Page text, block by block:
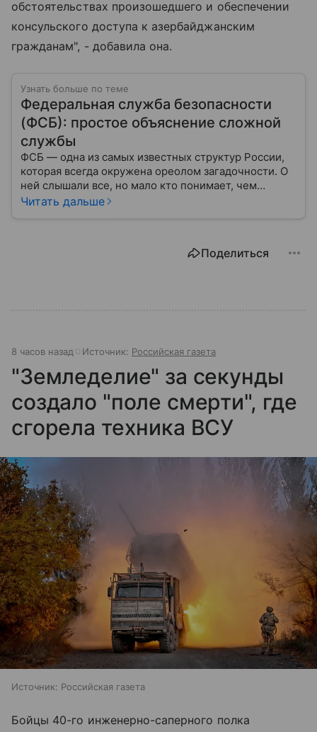
обстоятельствах произошедшего и обеспечении
консульского доступа к азербайджанским
гражданам", - добавила она.
Узнать больше по теме
Федеральная служба безопасности
(ФСБ): простое объяснение сложной
службы
ФСБ — одна из самых известных структур России,
которая всегда окружена ореолом загадочности. О
ней слышали все, но мало кто понимает, чем
именно занимается Федеральная служба
Читать дальше
Поделиться
8 часов назад Источник: Российская газета
"Земледелие" за секунды
создало "поле смерти", где
сгорела техника ВСУ
Источник: Российская газета
Бойцы 40-го инженерно-саперного полка